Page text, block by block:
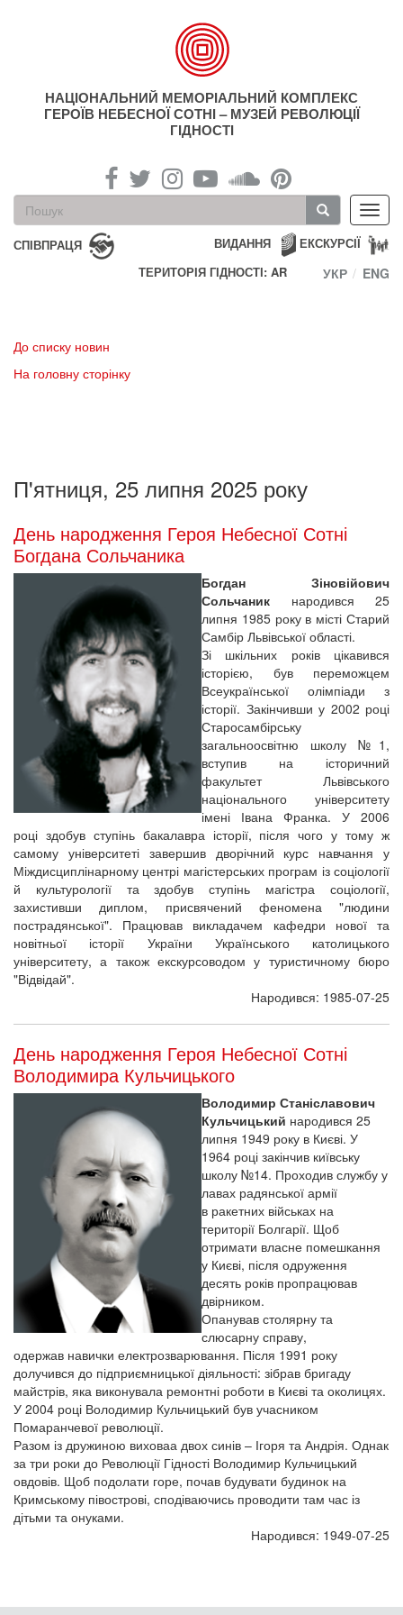
НАЦІОНАЛЬНИЙ МЕМОРІАЛЬНИЙ КОМПЛЕКС
ГЕРОЇВ НЕБЕСНОЇ СОТНІ – МУЗЕЙ РЕВОЛЮЦІЇ
ГІДНОСТІ
Пошукова
форма
Пошук
СПІВПРАЦЯ ЕКСКУРСІЇ
ВИДАННЯ
ТЕРИТОРІЯ ГІДНОСТІ: AR
УКР ENG
До списку новин
На головну сторінку
П'ятниця, 25 липня 2025 року
День народження Героя Небесної Сотні
Богдана Сольчаника
Богдан Зіновійович
Сольчаник народився 25
липня 1985 року в місті Старий
Самбір Львівської області.
Зі шкільних років цікавився
історією, був переможцем
Всеукраїнської олімпіади з
історії. Закінчивши у 2002 році
Старосамбірську
загальноосвітню школу №1,
вступив на історичний
факультет Львівського
національного університету
імені Івана Франка. У 2006
році здобув ступінь бакалавра історії, після чого у тому ж
самому університеті завершив дворічний курс навчання у
Міждисциплінарному центрі магістерських програм із соціології
й культурології та здобув ступінь магістра соціології,
захистивши диплом, присвячений феномена "людини
пострадянської". Працював викладачем кафедри нової та
новітньої історії України Українського католицького
університету, а також екскурсоводом у туристичному бюро
"Відвідай".
Народився: 1985-07-25
День народження Героя Небесної Сотні
Володимира Кульчицького
Володимир Станіславович
Кульчицький народився 25
липня 1949 року в Києві. У
1964 році закінчив київську
школу №14. Проходив службу у
лавах радянської армії
в ракетних військах на
території Болгарії. Щоб
отримати власне помешкання
у Києві, після одруження
десять років пропрацював
двірником.
Опанував столярну та
слюсарну справу,
одержав навички електрозварювання. Після 1991 року
долучився до підприємницької діяльності: зібрав бригаду
майстрів, яка виконувала ремонтні роботи в Києві та околицях.
У 2004 році Володимир Кульчицький був учасником
Помаранчевої революції.
Разом із дружиною виховаа двох синів – Ігоря та Андрія. Однак
за три роки до Революції Гідності Володимир Кульчицький
овдовів. Щоб подолати горе, почав будувати будинок на
Кримському півострові, сподіваючись проводити там час із
дітьми та онуками.
Народився: 1949-07-25